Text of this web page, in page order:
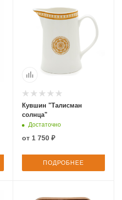
Кувшин "Талисман
солнца"
Достаточно
от 1 750 ₽
ПОДРОБНЕЕ